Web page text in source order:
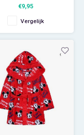
Inhoud van deze Disney
drinkbeker: 385 ml.
€9,95
Vergelijk